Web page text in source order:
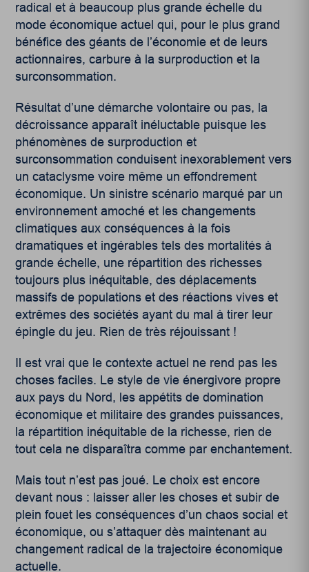
radical et à beaucoup plus grande échelle du
mode économique actuel qui, pour le plus grand
bénéfice des géants de l’économie et de leurs
actionnaires, carbure à la surproduction et la
surconsommation.
Résultat d’une démarche volontaire ou pas, la
décroissance apparaît inéluctable puisque les
phénomènes de surproduction et
surconsommation conduisent inexorablement vers
un cataclysme voire même un effondrement
économique. Un sinistre scénario marqué par un
environnement amoché et les changements
climatiques aux conséquences à la fois
dramatiques et ingérables tels des mortalités à
grande échelle, une répartition des richesses
toujours plus inéquitable, des déplacements
massifs de populations et des réactions vives et
extrêmes des sociétés ayant du mal à tirer leur
épingle du jeu. Rien de très réjouissant !
Il est vrai que le contexte actuel ne rend pas les
choses faciles. Le style de vie énergivore propre
aux pays du Nord, les appétits de domination
économique et militaire des grandes puissances,
la répartition inéquitable de la richesse, rien de
tout cela ne disparaîtra comme par enchantement.
Mais tout n’est pas joué. Le choix est encore
devant nous : laisser aller les choses et subir de
plein fouet les conséquences d’un chaos social et
économique, ou s’attaquer dès maintenant au
changement radical de la trajectoire économique
actuelle.